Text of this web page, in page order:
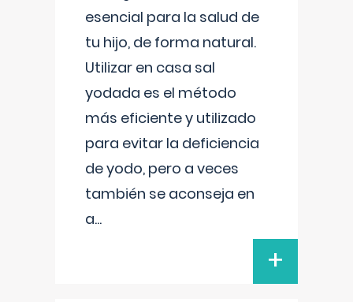
esencial para la salud de
tu hijo, de forma natural.
Utilizar en casa sal
yodada es el método
más eficiente y utilizado
para evitar la deficiencia
de yodo, pero a veces
también se aconseja en
a...
+